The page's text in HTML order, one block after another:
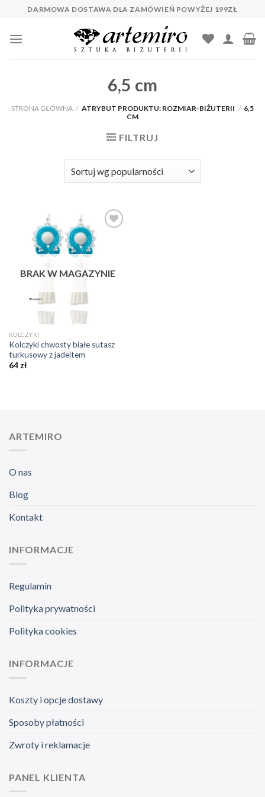
content
DARMOWA DOSTAWA DLA ZAMÓWIEŃ POWYŻEJ 199ZŁ
6,5 cm
STRONA GŁÓWNA / ATRYBUT PRODUKTU: ROZMIAR-BIŻUTERII / 6,5
CM
FILTRUJ
Dodaj do
ulubionych
BRAK W MAGAZYNIE
KOLCZYKI
Kolczyki chwosty białe sutasz
turkusowy z jadeitem
64zł
ARTEMIRO
O nas
Blog
Kontakt
INFORMACJE
Regulamin
Polityka prywatności
Polityka cookies
INFORMACJE
Koszty i opcje dostawy
Sposoby płatności
Zwroty i reklamacje
PANEL KLIENTA